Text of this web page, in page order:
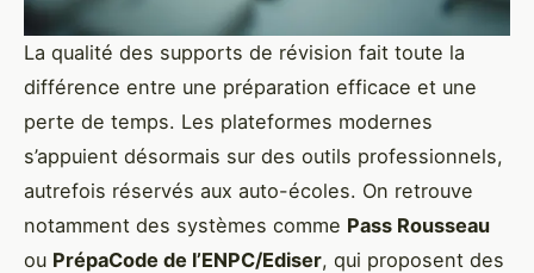
La qualité des supports de révision fait toute la
différence entre une préparation efficace et une
perte de temps. Les plateformes modernes
s’appuient désormais sur des outils professionnels,
autrefois réservés aux auto-écoles. On retrouve
notamment des systèmes comme Pass Rousseau
ou PrépaCode de l’ENPC/Ediser, qui proposent des